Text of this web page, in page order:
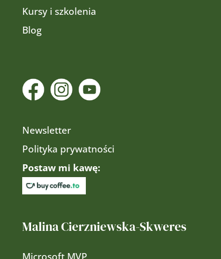
Kursy i szkolenia
Blog
Newsletter
Polityka prywatności
Postaw mi kawę:
Malina Cierzniewska-Skweres